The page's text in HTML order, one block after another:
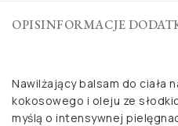
OPISINFORMACJE
Nawilżający balsam do ciała
kokosowego i oleju ze
myślą o intensywnej